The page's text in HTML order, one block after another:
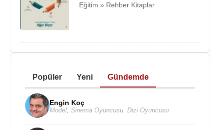
Eğitim » Rehber Kitaplar
Popüler Yeni Gündemde
Engin Koç
Model, Sinema Oyuncusu, Dizi Oyuncusu